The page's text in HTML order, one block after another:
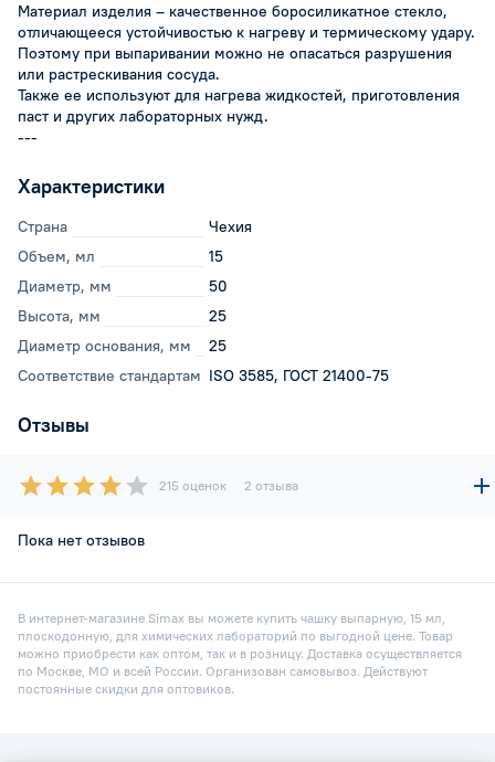
Материал изделия – качественное боросиликатное стекло,
отличающееся устойчивостью к нагреву и термическому удару.
Поэтому при выпаривании можно не опасаться разрушения
или растрескивания сосуда.
Также ее используют для нагрева жидкостей, приготовления
паст и других лабораторных нужд.
---
Характеристики
Страна
Чехия
Объем, мл
15
Диаметр, мм
50
Высота, мм
25
Диаметр основания, мм
25
Соответствие стандартам ISO 3585, ГОСТ 21400-75
Отзывы
215 оценок 2 отзыва
Пока нет отзывов
В интернет-магазине Simax вы можете купить чашку выпарную, 15 мл,
плоскодонную, для химических лабораторий по выгодной цене. Товар
можно приобрести как оптом, так и в розницу. Доставка осуществляется
по Москве, МО и всей России. Организован самовывоз. Действуют
постоянные скидки для оптовиков.